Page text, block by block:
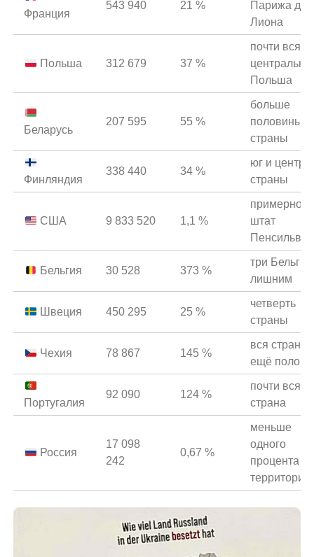
Франция
543 940 21 %
Парижа до
Лиона
Польша 312 679 37 %
почти вся
Польша
Беларусь
207 595 55 %
больше
половины
страны
Финляндия
338 440 34 %
юг и центр
страны
США 9 833 520 1,1 %
примерно
штат
Бельгия 30 528 373 %
три
лишним
Швеция 450 295 25 %
четверть
страны
Чехия 78 867 145 %
вся страна
ещё
Португалия
92 090 124 %
почти вся
страна
Россия
17 098
242
0,67 %
меньше
одного
процента
территории